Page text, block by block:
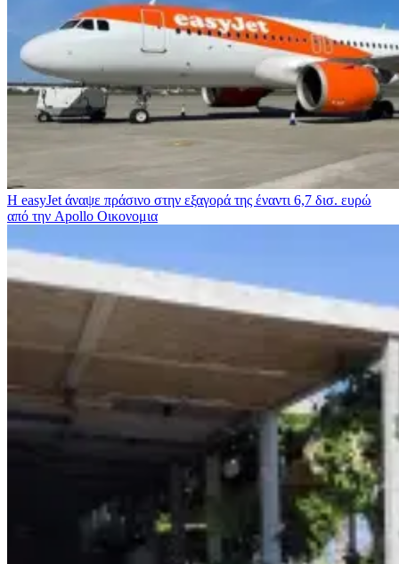
Η easyJet άναψε πράσινο στην εξαγορά της έναντι 6,7 δισ. ευρώ
από την Apollo Οικονομια